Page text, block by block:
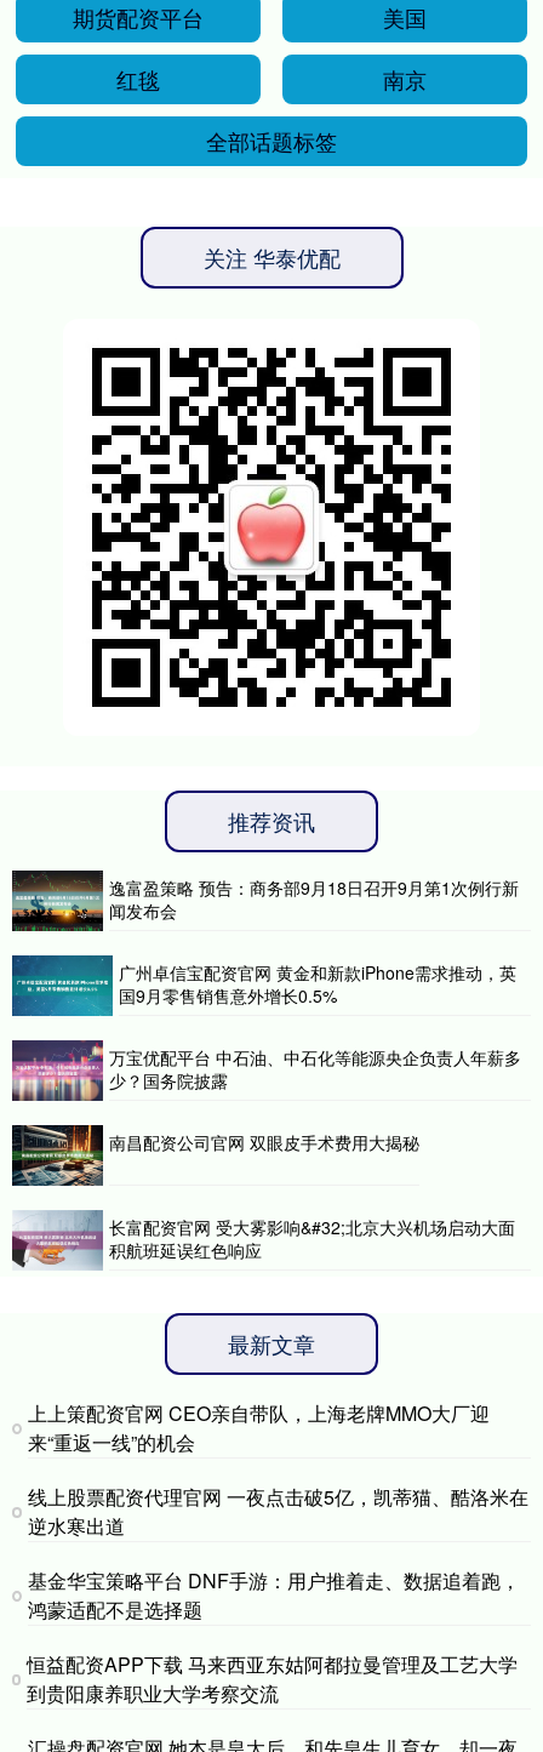
期货配资平台
美国
红毯
南京
全部话题标签
关注 华泰优配
推荐资讯
逸富盈策略 预告：商务部9月18日召开9月第1次例行新
闻发布会
广州卓信宝配资官网 黄金和新款iPhone需求推动，英
国9月零售销售意外增长0.5%
万宝优配平台 中石油、中石化等能源央企负责人年薪多
少？国务院披露
南昌配资公司官网 双眼皮手术费用大揭秘
长富配资官网 受大雾影响&#32;北京大兴机场启动大面
积航班延误红色响应
最新文章
上上策配资官网 CEO亲自带队，上海老牌MMO大厂迎
来“重返一线”的机会
线上股票配资代理官网 一夜点击破5亿，凯蒂猫、酷洛米在
逆水寒出道
基金华宝策略平台 DNF手游：用户推着走、数据追着跑，
鸿蒙适配不是选择题
恒益配资APP下载 马来西亚东姑阿都拉曼管理及工艺大学
到贵阳康养职业大学考察交流